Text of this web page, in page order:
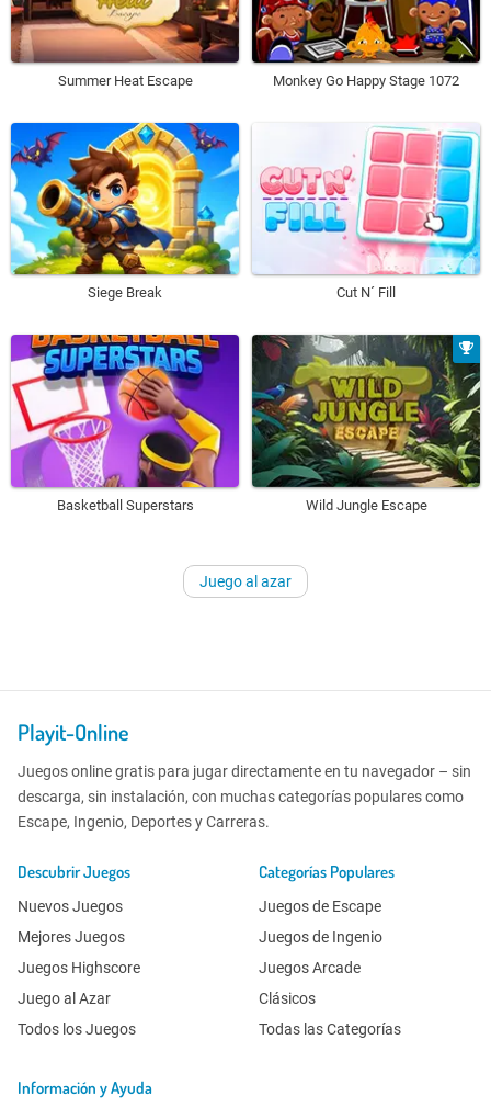
Summer Heat Escape Monkey Go Happy Stage 1072
Siege Break Cut N´ Fill
Basketball Superstars Wild Jungle Escape
Juego al azar
Playit-Online
Juegos online gratis para jugar directamente en tu navegador – sin
descarga, sin instalación, con muchas categorías populares como
Escape, Ingenio, Deportes y Carreras.
Descubrir Juegos
Nuevos Juegos
Mejores Juegos
Juegos Highscore
Juego al Azar
Todos los Juegos
Categorías Populares
Juegos de Escape
Juegos de Ingenio
Juegos Arcade
Clásicos
Todas las Categorías
Información y Ayuda